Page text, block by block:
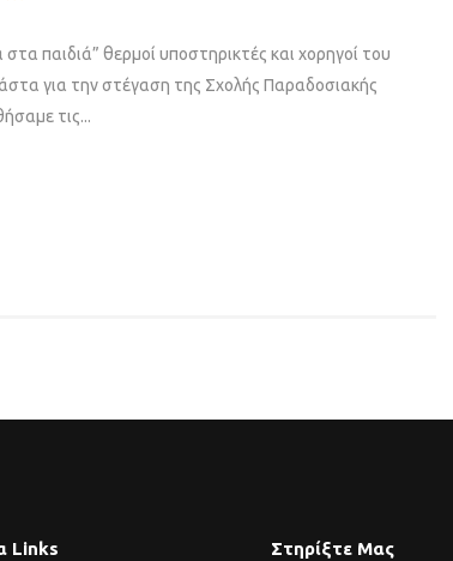
παιδιά” θερμοί υποστηρικτές και χορηγοί του
για την στέγαση της Σχολής Παραδοσιακής
τις...
Links Στηρίξτε Μας